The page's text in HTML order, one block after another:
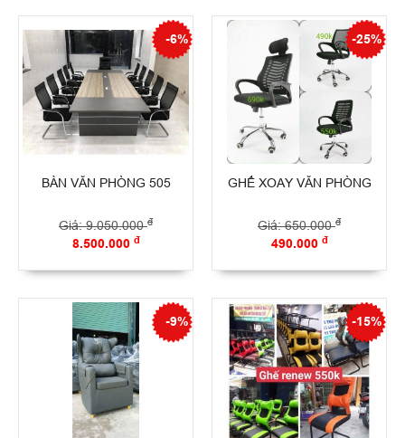
-6%
BÀN VĂN PHÒNG 505
Giá: 9.050.000đ
8.500.000 đ
-25%
GHẾ XOAY VĂN PHÒNG
Giá: 650.000đ
490.000 đ
-9% -15%